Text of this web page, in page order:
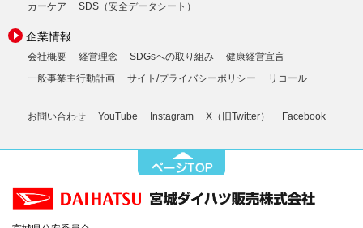
カーケア
SDS（安全データシート）
企業情報
会社概要 経営理念 SDGsへの取り組み
健康経営宣言
一般事業主行動計画
サイト/プライバシーポリシー リコール
お問い合わせ YouTube Instagram X（旧Twitter） Facebook